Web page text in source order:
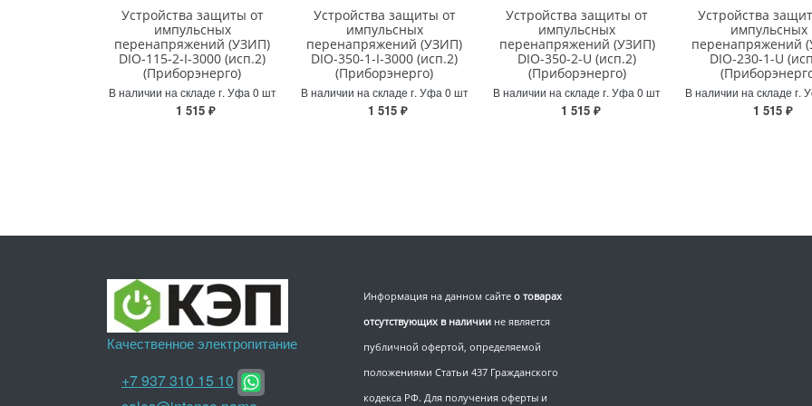
Устройства защиты от
импульсных
перенапряжений (УЗИП)
DIO-115-2-I-3000 (исп.2)
(Приборэнерго)
В наличии на складе г. Уфа 0 шт
1 515 ₽
Устройства защиты от
импульсных
перенапряжений (УЗИП)
DIO-350-1-I-3000 (исп.2)
(Приборэнерго)
В наличии на складе г. Уфа 0 шт
1 515 ₽
Устройства защиты от
импульсных
перенапряжений (УЗИП)
DIO-350-2-U (исп.2)
(Приборэнерго)
В наличии на складе г. Уфа 0 шт
1 515 ₽
Устройства
импульсных
перенапряжений
DIO-230-1-U
В наличии на складе г.
1 515 ₽
Информация на данном сайте о товарах
отсутствующих в наличии не является
публичной офертой, определяемой
положениями Статьи 437 Гражданского
кодекса РФ. Для получения оферты и
Качественное электропитание
+7 937 310 15 10